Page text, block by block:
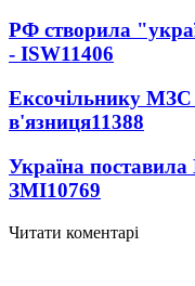
РФ створила
- ISW11406
Ексочільнику
в'язниця11388
Україна
ЗМІ10769
Читати коментарі